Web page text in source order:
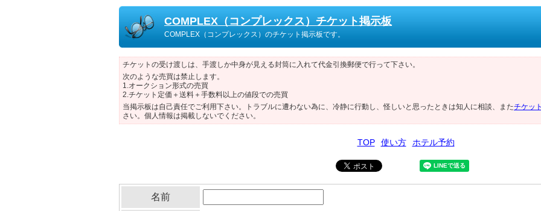
COMPLEX（コンプレックス）チケット掲示板
COMPLEX（コンプレックス）のチケット掲示板です。
チケットの受け渡しは、手渡しか中身が見える封筒に入れて代金引換郵便で行って下さい。
次のような売買は禁止します。
1.オークション形式の売買
2.チケット定価＋送料＋手数料以上の値段での売買
当掲示板は自己責任でご利用下さい。トラブルに遭わない為に、冷静に行動し、怪しいと思ったときは知人に相談、またチケッ
さい。個人情報は掲載しないでください。
TOP 使い方 ホテル予約
名前